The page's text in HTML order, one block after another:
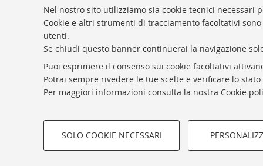
Nel nostro sito utilizziamo sia cookie tecnici
Cookie e altri strumenti di tracciamento facoltativi
utenti.
Se chiudi questo banner continuerai la navigazione
Puoi esprimere il consenso sui cookie facoltativi
Potrai sempre rivedere le tue scelte e verificare lo
Per maggiori informazioni consulta la nostra Cookie
COOKIE DI PROFILAZIONE - FACOLTATIVI
SOLO COOKIE NECESSARI
BIBLIOTECA
Presidente: prof. Francesco Citti
Coordinatrice gestionale: Maria Pia Torricelli
Responsabile Amministrativo: Luigia Di Pumpo
©Copyright 2026 - ALMA